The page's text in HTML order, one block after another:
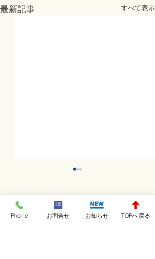
最新記事 すべて表示
コメント
Phone お問合せ お知らせ TOPへ戻る